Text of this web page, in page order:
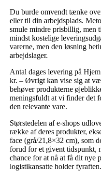
Du burde omvendt tænke
eller til din arbejdsplads.
smule mindre prisbillig, men
mindst kostelige
varerne, men den løsning
arbejdslager.
Antal dages levering på
kr. – Øvrigt kan vise sig at
behøver produkterne
meningsfuldt at vi finder det
den relevante vare.
Størstedelen af e-shops
række af deres produkter,
face (grå/21,8×32 cm), som
forud for et givent tidspunkt,
chance for at nå at få dit nye
logistikansatte holder fyraften.